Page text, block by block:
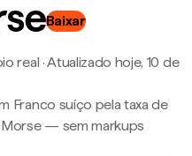
Baixar
real ·Atualizado hoje, 10 de
Franco suíço pela taxa de
Morse — sem markups